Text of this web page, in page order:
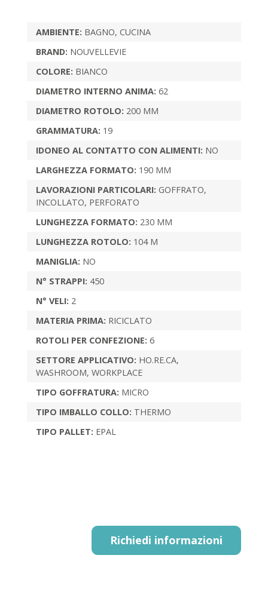
AMBIENTE: BAGNO, CUCINA
BRAND: NOUVELLEVIE
COLORE: BIANCO
DIAMETRO INTERNO ANIMA: 62
DIAMETRO ROTOLO: 200 MM
GRAMMATURA: 19
IDONEO AL CONTATTO CON ALIMENTI: NO
LARGHEZZA FORMATO: 190 MM
LAVORAZIONI PARTICOLARI: GOFFRATO,
INCOLLATO, PERFORATO
LUNGHEZZA FORMATO: 230 MM
LUNGHEZZA ROTOLO: 104 M
MANIGLIA: NO
N° STRAPPI: 450
N° VELI: 2
MATERIA PRIMA: RICICLATO
ROTOLI PER CONFEZIONE: 6
SETTORE APPLICATIVO: HO.RE.CA,
WASHROOM, WORKPLACE
TIPO GOFFRATURA: MICRO
TIPO IMBALLO COLLO: THERMO
TIPO PALLET: EPAL
Richiedi informazioni